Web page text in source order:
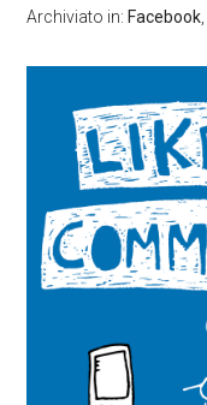
Archiviato in: Facebook